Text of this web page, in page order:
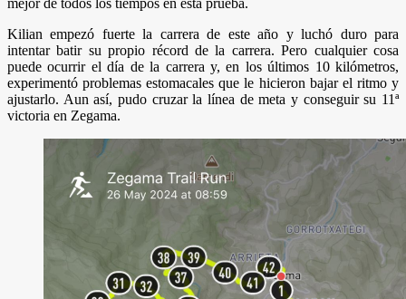
mejor de todos los tiempos en esta prueba.
Kilian empezó fuerte la carrera de este año y luchó duro para
intentar batir su propio récord de la carrera. Pero cualquier cosa
puede ocurrir el día de la carrera y, en los últimos 10 kilómetros,
experimentó problemas estomacales que le hicieron bajar el ritmo y
ajustarlo. Aun así, pudo cruzar la línea de meta y conseguir su 11ª
victoria en Zegama.